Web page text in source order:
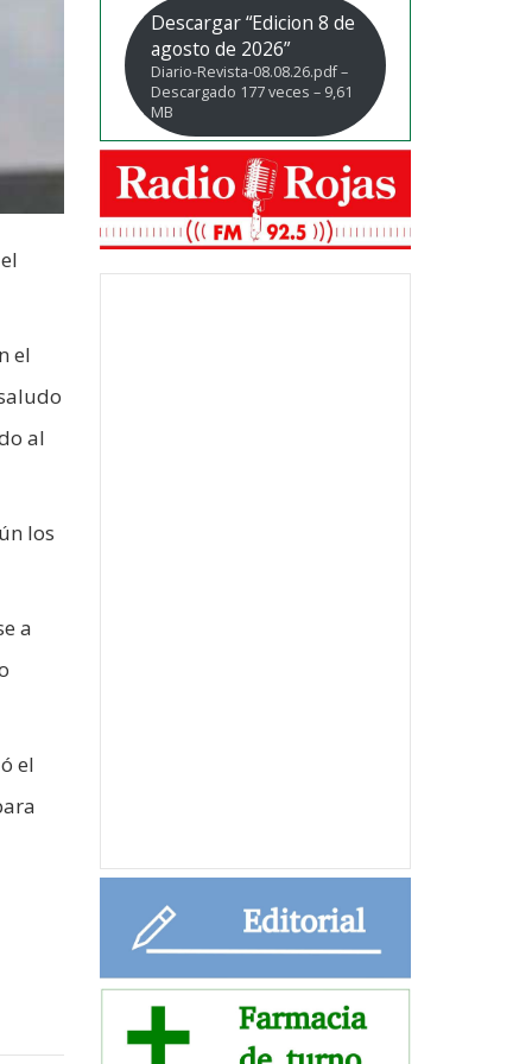
el
al
los
a
el
Descargar “Edicion 8 de
agosto de 2026”
Diario-Revista-08.08.26.pdf –
Descargado 177 veces – 9,61
MB